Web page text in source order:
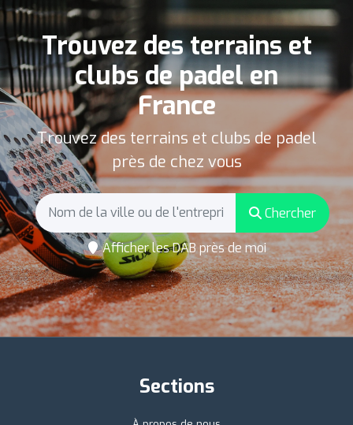
Trouvez des terrains et
clubs de padel en
France
Trouvez des terrains et clubs de padel
près de chez vous
Chercher
Afficher les DAB près de moi
Sections